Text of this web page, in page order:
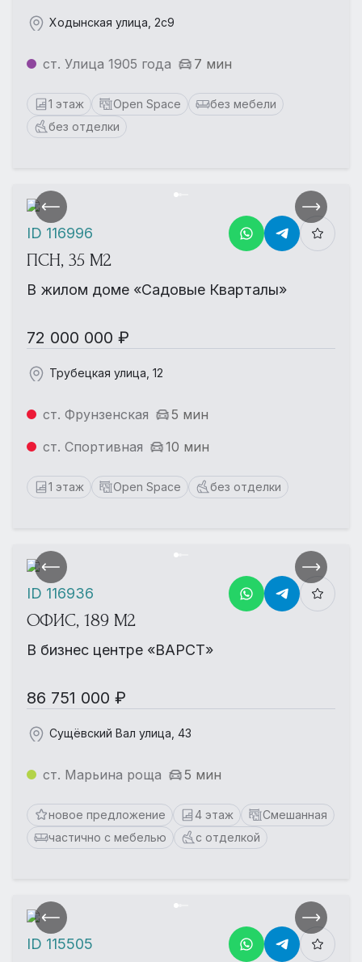
Ходынская улица, 2с9
ст. Улица 1905 года 7 мин
1 этаж Open Space
без мебели
без отделки
ПСН, 35 М2
В жилом доме «Садовые Кварталы»
72 000 000 ₽
Трубецкая улица, 12
ст. Фрунзенская
5 мин
ст. Спортивная
10 мин
1 этаж Open Space без отделки
ID 116996
ОФИС, 189 М2
В бизнес центре «ВАРСТ»
86 751 000 ₽
Сущёвский Вал улица, 43
ст. Марьина роща 5 мин
новое предложение 4 этаж
Смешанная
частично с мебелью
с отделкой
ID 116936
ID 115505